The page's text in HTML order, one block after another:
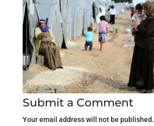
Submit a Comment
Your email address will not be published.